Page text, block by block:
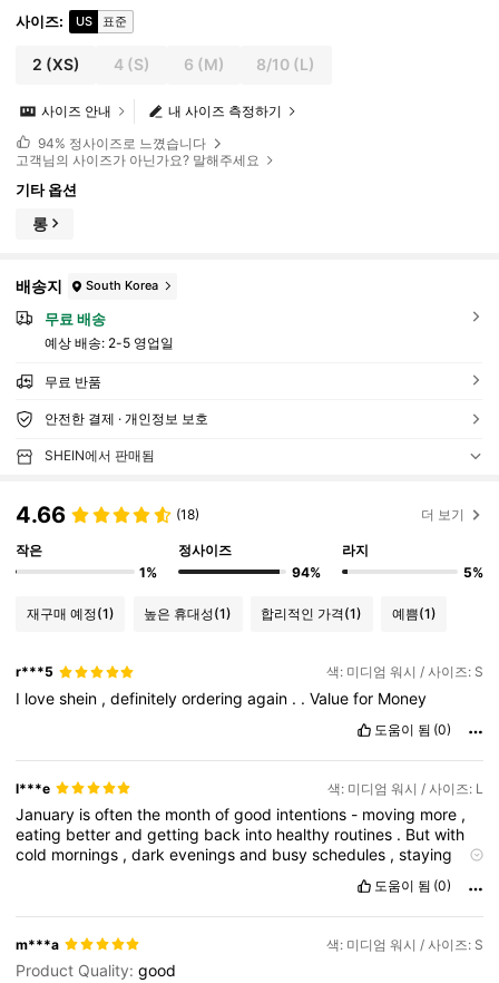
사이즈: US 표준
2 (XS) 4(S) 6 (M) 8/10 (L)
내 사이즈 측정하기
사이즈 안내
94% 정사이즈로 느꼈습니다
고객님의 사이즈가 아닌가요? 말해주세요
기타 옵션
롱
배송지 South Korea
무료 배송
예상 배송: 2-5 영업일
무료 반품
안전한 결제 · 개인정보 보호
SHEIN에서 판매됨
4.66 (18) 더 보기
작은
1%
정사이즈
94%
라지
5%
재구매 예정(1) 높은 휴대성(1) 합리적인 가격(1) 예쁨(1)
r***5 색: 미디엄 워시 / 사이즈: S
I loveshein ,definitelyorderingagain . .Valuefor Money
도움이 됨 (0)
l***e 색: 미디엄 워시 / 사이즈: L
January isoftenthe monthofgood intentions - moving more ,
eating betterandgetting back into healthy routines . Butwith
cold mornings ,darkeveningsand busyschedules ,staying
도움이 됨 (0)
m***a 색: 미디엄 워시 / 사이즈: S
Product Quality:good